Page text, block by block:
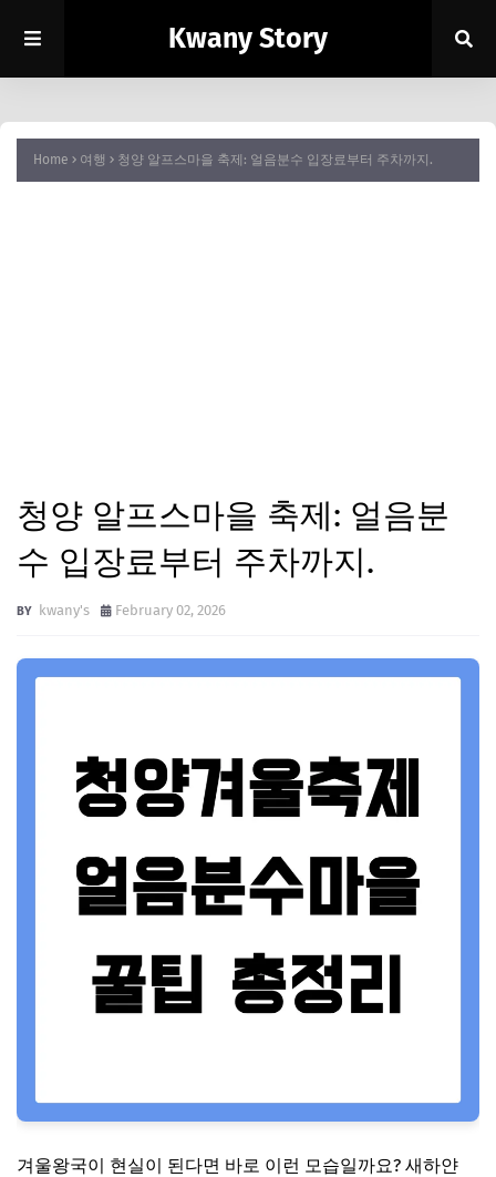
Kwany Story
Home 여행 청양 알프스마을 축제: 얼음분수 입장료부터 주차까지.
청양 알프스마을 축제: 얼음분
수 입장료부터 주차까지.
kwany's February 02, 2026
겨울왕국이 현실이 된다면 바로 이런 모습일까요? 새하얀